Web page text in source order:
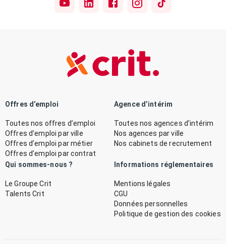
Offres d’emploi
Toutes nos offres d’emploi
Offres d’emploi par ville
Offres d’emploi par métier
Offres d’emploi par contrat
Agence d’intérim
Toutes nos agences d’intérim
Nos agences par ville
Nos cabinets de recrutement
Qui sommes-nous ?
Le Groupe Crit
Talents Crit
Informations réglementaires
Mentions légales
CGU
Données personnelles
Politique de gestion des cookies